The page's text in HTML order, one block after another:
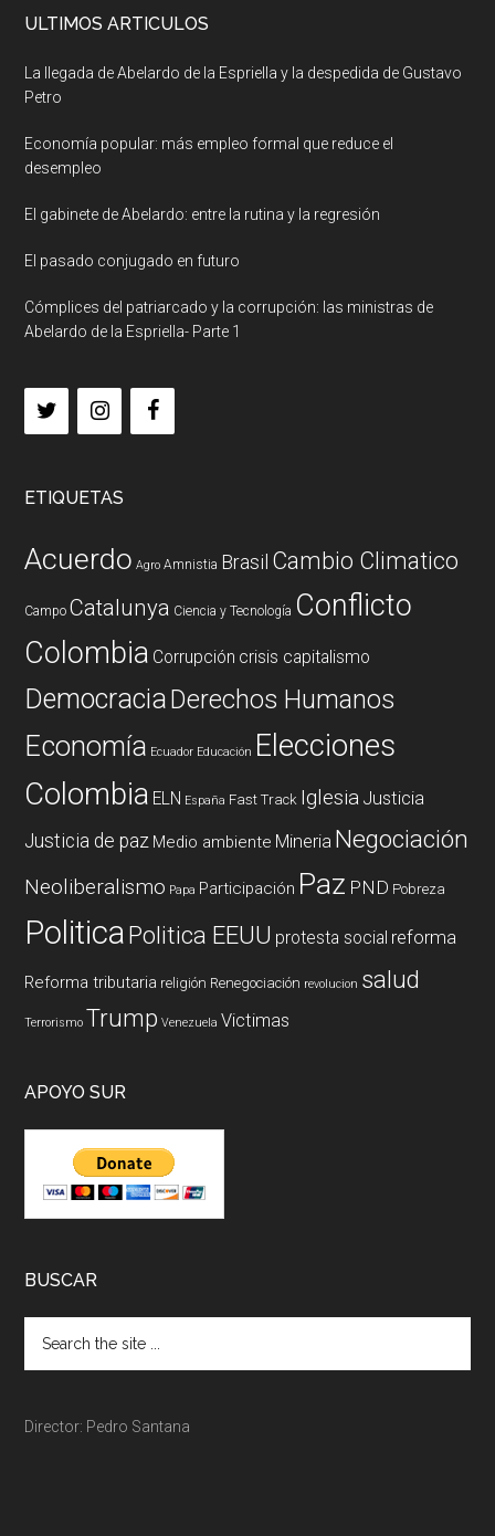
ULTIMOS ARTICULOS
La llegada de Abelardo de la Espriella y la despedida de Gustavo
Petro
Economía popular: más empleo formal que reduce el
desempleo
El gabinete de Abelardo: entre la rutina y la regresión
El pasado conjugado en futuro
Cómplices del patriarcado y la corrupción: las ministras de
Abelardo de la Espriella- Parte 1
ETIQUETAS
Acuerdo Agro Amnistia Brasil Cambio Climatico
Campo Catalunya Ciencia y Tecnología Conflicto
Colombia Corrupción crisis capitalismo
DemocraciaDerechos Humanos
Economía Ecuador Educación Elecciones
Colombia ELN España Fast Track Iglesia Justicia
Justicia de paz Medio ambiente Mineria Negociación
Neoliberalismo Papa Participación Paz PND Pobreza
PoliticaPolitica EEUU protesta social reforma
Reforma tributaria religión Renegociación revolucion salud
Terrorismo Trump Venezuela Victimas
APOYO SUR
BUSCAR
Director: Pedro Santana